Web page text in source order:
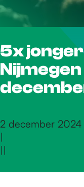
5x
2 december 2024
|
||